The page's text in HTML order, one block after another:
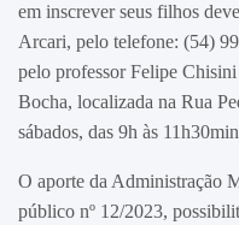
em inscrever seus filhos
Arcari, pelo telefone: (54)
pelo professor Felipe
Bocha, localizada na Rua
sábados, das 9h às
O aporte da Administração
público nº 12/2023,